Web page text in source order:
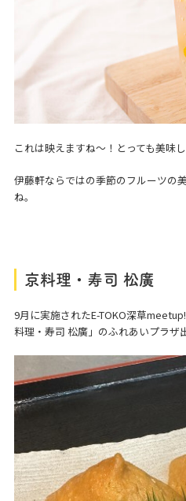
これは映えますね～！とっても美味
伊藤軒ならではの季節のフルーツの
ね。
京料理・寿司 松廣
9月に実施されたE-TOKO深草
料理・寿司 松廣」のふれあいプラザ